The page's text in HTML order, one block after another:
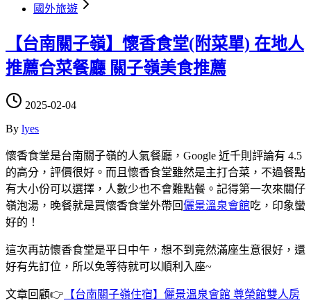
國外旅遊
【台南關子嶺】懷香食堂(附菜單) 在地人
推薦合菜餐廳 關子嶺美食推薦
2025-02-04
By lyes
懷香食堂是台南關子嶺的人氣餐廳，Google 近千則評論有 4.5
的高分，評價很好。而且懷香食堂雖然是主打合菜，不過餐點
有大小份可以選擇，人數少也不會難點餐。記得第一次來關仔
嶺泡湯，晚餐就是買懷香食堂外帶回儷景溫泉會館吃，印象蠻
好的！
這次再訪懷香食堂是平日中午，想不到竟然滿座生意很好，還
好有先訂位，所以免等待就可以順利入座~
文章回顧👉 【台南關子嶺住宿】儷景溫泉會館 尊榮館雙人房